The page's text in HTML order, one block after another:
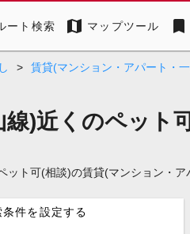
ート検索 map マップツール bookmark
> 賃貸(マンション・アパート・
線)近くのペット
ット可(相談)の賃貸(マンション・
条件を設定する